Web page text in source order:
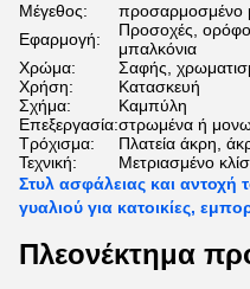
Μέγεθος:
προσαρμοσμένο
Εφαρμογή:
Προσοχές,
μπαλκόνια
Χρώμα:
Σαφής,
Χρήση:
Κατασκευή
Σχήμα:
Καμπύλη
Επεξεργασία:στρωμένα ή
Τρόχισμα:
Πλατεία άκρη,
Τεχνική:
Μετριασμένο
Στυλ ασφάλειας και
γυαλιού για κατοικίες,
Πλεονέκτημα